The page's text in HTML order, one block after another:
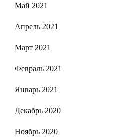
Май 2021
Апрель 2021
Март 2021
Февраль 2021
Январь 2021
Декабрь 2020
Ноябрь 2020